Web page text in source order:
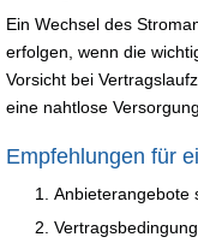
Ein Wechsel des
erfolgen, wenn die
Vorsicht bei
eine nahtlose
Empfehlungen für
Anbieterangebote